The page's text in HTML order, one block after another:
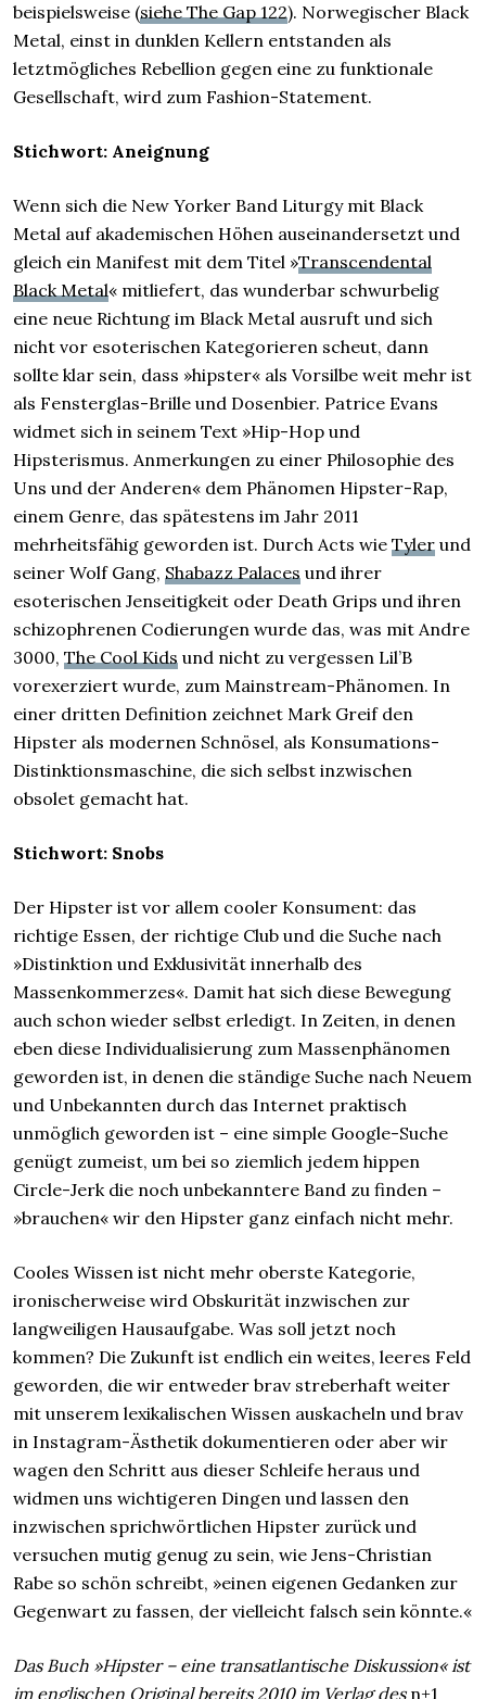
beispielsweise (siehe The Gap 122). Norwegischer Black
Metal, einst in dunklen Kellern entstanden als
letztmögliches Rebellion gegen eine zu funktionale
Gesellschaft, wird zum Fashion-Statement.
Stichwort: Aneignung
Wenn sich die New Yorker Band Liturgy mit Black
Metal auf akademischen Höhen auseinandersetzt und
gleich ein Manifest mit dem Titel »Transcendental
Black Metal« mitliefert, das wunderbar schwurbelig
eine neue Richtung im Black Metal ausruft und sich
nicht vor esoterischen Kategorieren scheut, dann
sollte klar sein, dass »hipster« als Vorsilbe weit mehr ist
als Fensterglas-Brille und Dosenbier. Patrice Evans
widmet sich in seinem Text »Hip-Hop und
Hipsterismus. Anmerkungen zu einer Philosophie des
Uns und der Anderen« dem Phänomen Hipster-Rap,
einem Genre, das spätestens im Jahr 2011
mehrheitsfähig geworden ist. Durch Acts wie Tyler und
seiner Wolf Gang, Shabazz Palaces und ihrer
esoterischen Jenseitigkeit oder Death Grips und ihren
schizophrenen Codierungen wurde das, was mit Andre
3000, The Cool Kids und nicht zu vergessen Lil’B
vorexerziert wurde, zum Mainstream-Phänomen. In
einer dritten Definition zeichnet Mark Greif den
Hipster als modernen Schnösel, als Konsumations-
Distinktionsmaschine, die sich selbst inzwischen
obsolet gemacht hat.
Stichwort: Snobs
Der Hipster ist vor allem cooler Konsument: das
richtige Essen, der richtige Club und die Suche nach
»Distinktion und Exklusivität innerhalb des
Massenkommerzes«. Damit hat sich diese Bewegung
auch schon wieder selbst erledigt. In Zeiten, in denen
eben diese Individualisierung zum Massenphänomen
geworden ist, in denen die ständige Suche nach Neuem
und Unbekannten durch das Internet praktisch
unmöglich geworden ist – eine simple Google-Suche
genügt zumeist, um bei so ziemlich jedem hippen
Circle-Jerk die noch unbekanntere Band zu finden –
»brauchen« wir den Hipster ganz einfach nicht mehr.
Cooles Wissen ist nicht mehr oberste Kategorie,
ironischerweise wird Obskurität inzwischen zur
langweiligen Hausaufgabe. Was soll jetzt noch
kommen? Die Zukunft ist endlich ein weites, leeres Feld
geworden, die wir entweder brav streberhaft weiter
mit unserem lexikalischen Wissen auskacheln und brav
in Instagram-Ästhetik dokumentieren oder aber wir
wagen den Schritt aus dieser Schleife heraus und
widmen uns wichtigeren Dingen und lassen den
inzwischen sprichwörtlichen Hipster zurück und
versuchen mutig genug zu sein, wie Jens-Christian
Rabe so schön schreibt, »einen eigenen Gedanken zur
Gegenwart zu fassen, der vielleicht falsch sein könnte.«
Das Buch »Hipster – eine transatlantische Diskussion« ist
im englischen Original bereits 2010 im Verlag des n+1